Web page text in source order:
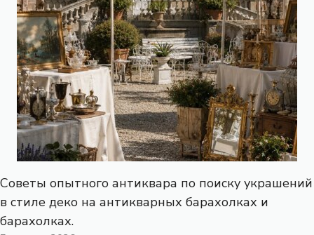
Советы опытного антиквара по поиску украшений
в стиле деко на антикварных барахолках и
барахолках.